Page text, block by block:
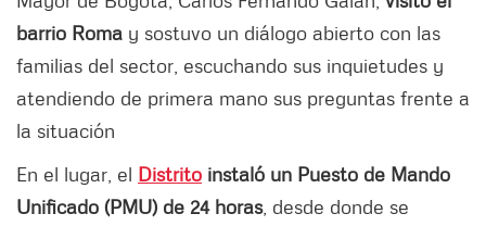
barrio Roma y sostuvo un diálogo abierto con las
familias del sector, escuchando sus inquietudes y
atendiendo de primera mano sus preguntas frente a
la situación
En el lugar, el Distrito instaló un Puesto de Mando
Unificado (PMU) de 24 horas, desde donde se